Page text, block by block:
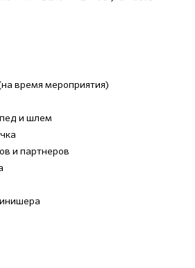
время мероприятия)
и шлем
и партнеров